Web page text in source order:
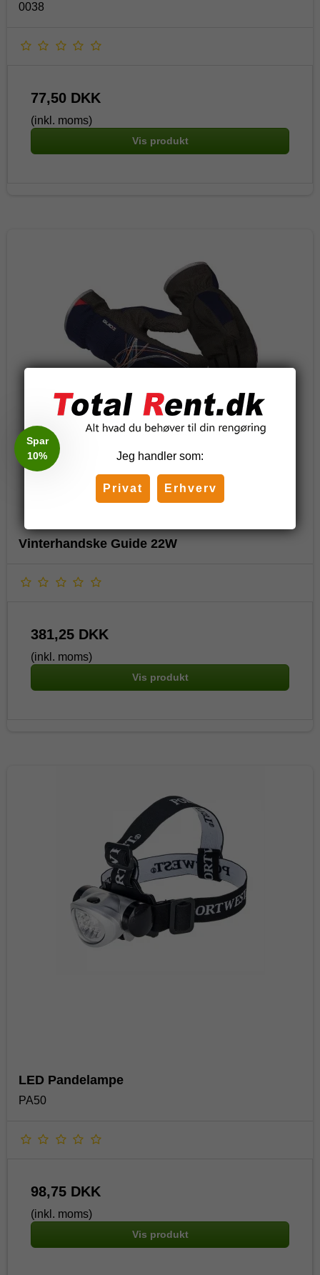
0038
77,50 DKK
(inkl. moms)
Vis produkt
Vinterhandske Guide 22W
381,25 DKK
(inkl. moms)
Vis produkt
LED Pandelampe
PA50
98,75 DKK
(inkl. moms)
Vis produkt
Jeg handler som:
Privat Erhverv
Spar
10%